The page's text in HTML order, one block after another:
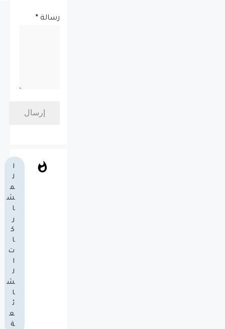
رسالة *
ا
ل
م
ش
ا
ر
ك
ا
ت
ا
ل
ش
ا
ئ
ع
ة